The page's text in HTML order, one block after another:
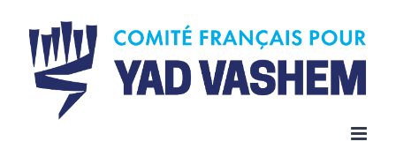
content